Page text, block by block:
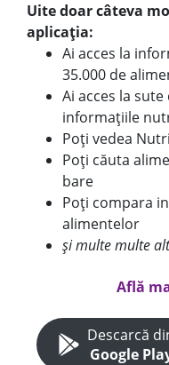
Uite doar câteva
aplicația:
Ai acces la
35.000 de
Ai acces la
informațiile
Poți vedea
Poți căuta
bare
Poți compara
alimentelor
și multe multe
Află
Descarcă
Google